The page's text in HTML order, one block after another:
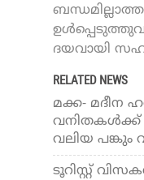
ദയവായി
RELATED NEWS
മക്ക- മദീന
വനിതകള്‍ക്ക്
വലിയ പങ്കും
ടൂറിസ്റ്റ്